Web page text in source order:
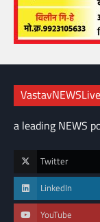
a leading NEWS
Twitter
LinkedIn
YouTube